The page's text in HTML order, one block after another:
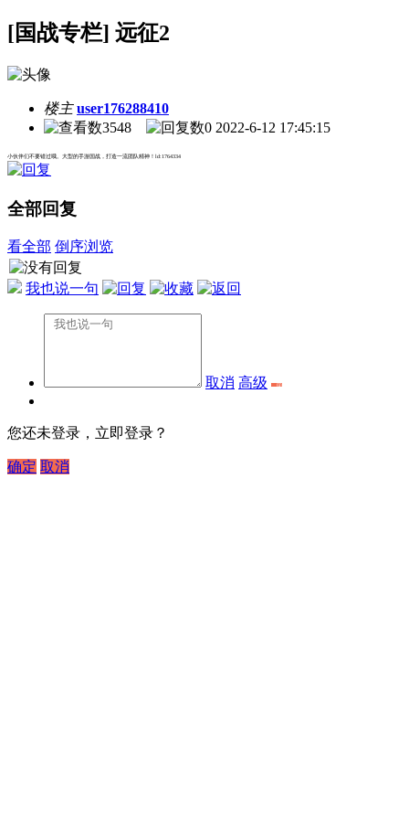
[国战专栏] 远征2
楼主 user176288410
3548
0 2022-6-12 17:45:15
小伙伴们不要错过哦。大型的手游国战，打造一流团队精神！ld:1764334
全部回复
看全部 倒序浏览
我也说一句
取消 高级
您还未登录，立即登录？
确定 取消